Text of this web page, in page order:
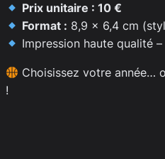
Prix unitaire : 10 €
Format : 8,9 x 6,4 cm
Impression haute qualité
Choisissez votre année…
!